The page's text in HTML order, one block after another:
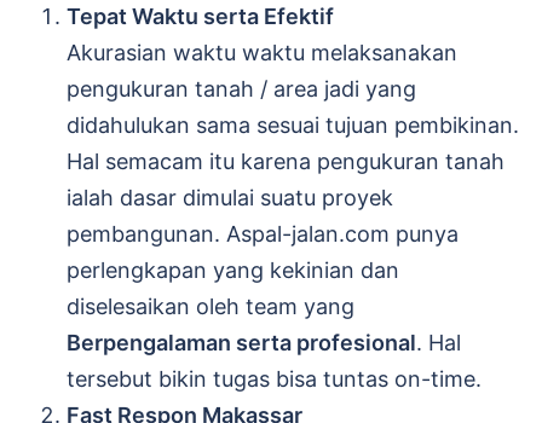
Tepat Waktu serta Efektif
Akurasian waktu waktu melaksanakan
pengukuran tanah / area jadi yang
didahulukan sama sesuai tujuan pembikinan.
Hal semacam itu karena pengukuran tanah
ialah dasar dimulai suatu proyek
pembangunan. Aspal-jalan.com punya
perlengkapan yang kekinian dan
diselesaikan oleh team yang
Berpengalaman serta profesional. Hal
tersebut bikin tugas bisa tuntas on-time.
Fast Respon Makassar